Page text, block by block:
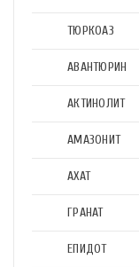
ТЮРКОАЗ
АВАНТЮРИН
АКТИНОЛИТ
АМАЗОНИТ
АХАТ
ГРАНАТ
ЕПИДОТ